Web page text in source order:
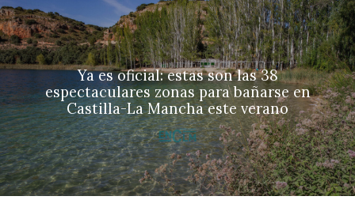
Ya es oficial: estas son las 38
espectaculares zonas para bañarse en
Castilla-La Mancha este verano